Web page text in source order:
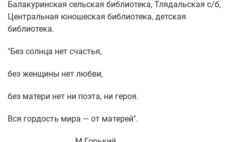
Балакуринская сельская библиотека, Тлядальская с/б,
Центральная юношеская библиотека, детская
библиотека.
"Без солнца нет счастья,
без женщины нет любви,
без матери нет ни поэта, ни героя.
Вся гордость мира — от матерей".